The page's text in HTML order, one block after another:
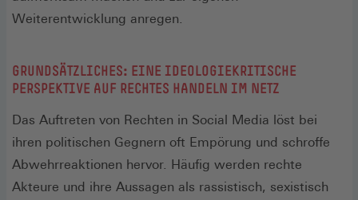
Weiterentwicklung anregen.
GRUNDSÄTZLICHES: EINE IDEOLOGIEKRITISCHE
PERSPEKTIVE AUF RECHTES HANDELN IM NETZ
Das Auftreten von Rechten in Social Media löst bei
ihren politischen Gegnern oft Empörung und schroffe
Abwehrreaktionen hervor. Häufig werden rechte
Akteure und ihre Aussagen als rassistisch, sexistisch